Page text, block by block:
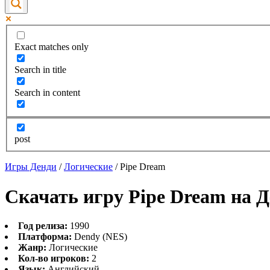
Exact matches only
Search in title
Search in content
post
Игры Денди /Логические /Pipe Dream
Скачать игру Pipe Dream на
Год релиза: 1990
Платформа: Dendy (NES)
Жанр: Логические
Кол-во игроков: 2